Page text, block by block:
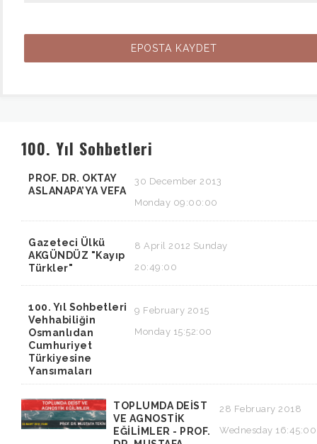
100. Yıl Sohbetleri
PROF. DR. OKTAY
ASLANAPA’YA VEFA
30 December 2013
Monday 09:00:00
Gazeteci Ülkü
AKGÜNDÜZ "Kayıp
Türkler"
8 April 2012 Sunday
20:49:00
100. Yıl Sohbetleri
Vehhabiliğin
Osmanlıdan
Cumhuriyet
Türkiyesine
Yansımaları
9 February 2015
Monday 15:52:00
TOPLUMDA DEİST
VE AGNOSTİK
EĞİLİMLER - PROF.
28 February 2018
Wednesday 16:45:00